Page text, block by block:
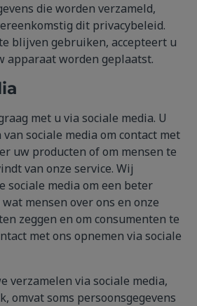
die worden verzameld,
dit privacybeleid.
blijven gebruiken, accepteert u
apparaat worden geplaatst.
met u via sociale media. U
sociale media om contact met
uw producten of om mensen te
van onze service. Wij
sociale media om een beter
mensen over ons en onze
zeggen en om consumenten te
met ons opnemen via sociale
verzamelen via sociale media,
omvat soms persoonsgegevens